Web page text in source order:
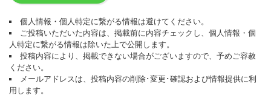
個人情報・個人特定に繋がる情報は避けてください。
ご投稿いただいた内容は、掲載前に内容チェックし、個人情報・個
人特定に繋がる情報は除いた上で公開します。
投稿内容により、掲載できない場合がございますので、予めご容赦
ください。
メールアドレスは、投稿内容の削除･変更･確認および情報提供に利
用します。